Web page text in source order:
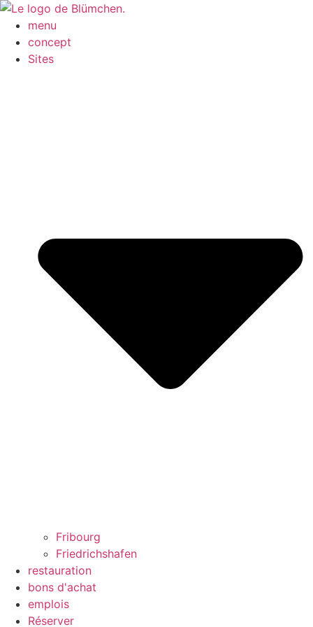
menu
concept
Sites
Fribourg
Friedrichshafen
restauration
bons d'achat
emplois
Réserver